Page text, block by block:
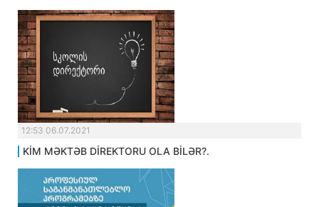
12:53 06.07.2021
KİM MƏKTƏB DİREKTORU OLA BİLƏR?.